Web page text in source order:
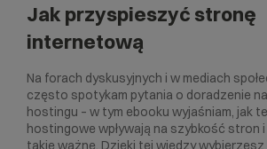
Jak przyspieszyć stronę
internetową
Na forach dyskusyjnych i w mediach
często spotykam pytania o doradzenie
hostingu – w tym ebooku wyjaśniam, jak
hostingowe wpływają na szybkość stron
takie ważne. Dzięki tej wiedzy